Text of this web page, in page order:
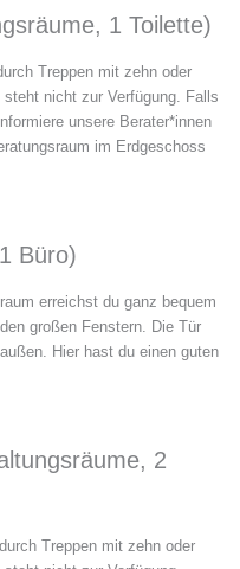
1 Toilette)
Treppen mit zehn oder
nicht zur Verfügung. Falls
unsere Berater*innen
im Erdgeschoss
Büro)
erreichst du ganz bequem
großen Fenstern. Die Tür
Hier hast du einen guten
2
Treppen mit zehn oder